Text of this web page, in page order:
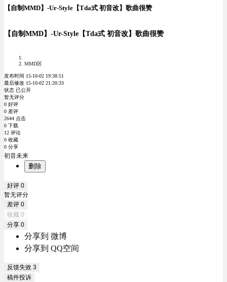
【自制MMD】-Ur-Style【Tda式 初音改】歌曲很赞
【自制MMD】-Ur-Style【Tda式 初音改】歌曲很赞
MMD区
发布时间 15-10-02 19:38:51
最后修改 15-10-02 21:20:33
状态 已公开
暂无评分
0 好评
0 差评
2644 点击
0 下载
12 评论
0 收藏
0 分享
初音未来
删除
好评 0
暂无评分
差评 0
收藏 0
分享 0
分享到 微博
分享到 QQ空间
反馈失效 3
稿件投诉